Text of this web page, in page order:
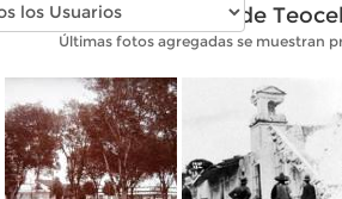
Fotos antiguas de
Últimas fotos agregadas se muestran